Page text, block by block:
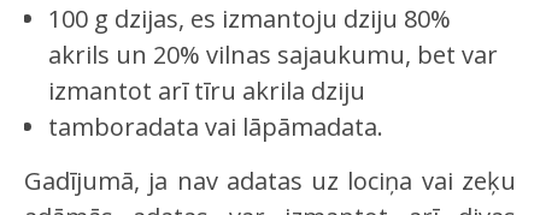
100 g dzijas, es izmantoju dziju 80%
akrils un 20% vilnas sajaukumu, bet var
izmantot arī tīru akrila dziju
tamboradata vai lāpāmadata.
Gadījumā, ja nav adatas uz lociņa vai zeķu